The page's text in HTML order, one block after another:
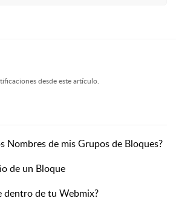
desde este artículo.
Nombres de mis Grupos de Bloques?
de un Bloque
dentro de tu Webmix?